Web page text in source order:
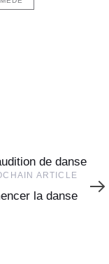
de danse
ARTICLE
la danse